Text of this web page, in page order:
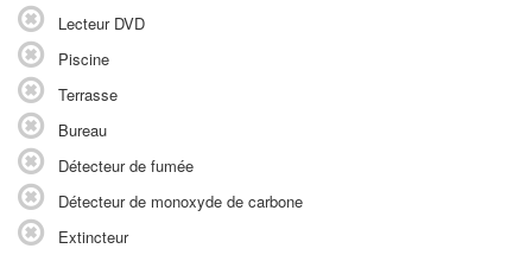
Lecteur DVD
Piscine
Terrasse
Bureau
Détecteur de fumée
Détecteur de monoxyde de carbone
Extincteur